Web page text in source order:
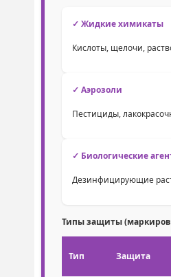
✓ Жидкие химикаты
Кислоты, щелочи,
✓ Аэрозоли
Пестициды,
✓ Биологические
Дезинфицирующие
Типы защиты
Тип Защита